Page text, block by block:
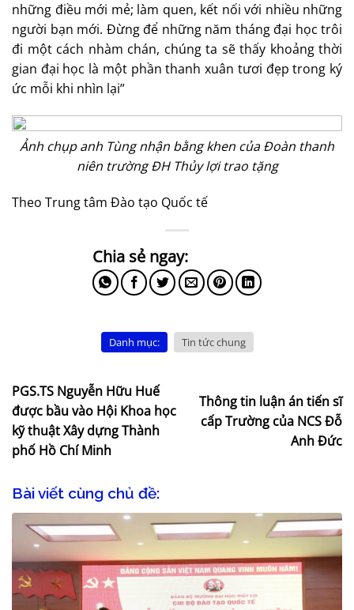
những điều mới mẻ; làm quen, kết nối với nhiều những
người bạn mới. Đừng để những năm tháng đại học trôi
đi một cách nhàm chán, chúng ta sẽ thấy khoảng thời
gian đại học là một phần thanh xuân tươi đẹp trong ký
ức mỗi khi nhìn lại”
Ảnh chụp anh Tùng nhận bằng khen của Đoàn thanh
niên trường ĐH Thủy lợi trao tặng
Theo Trung tâm Đào tạo Quốc tế
Danh mục: Tin tức chung
PGS.TS Nguyễn Hữu Huế
được bầu vào Hội Khoa học
kỹ thuật Xây dựng Thành
phố Hồ Chí Minh
Thông tin luận án tiến sĩ
cấp Trường của NCS Đỗ
Anh Đức
Bài viết cùng chủ đề: